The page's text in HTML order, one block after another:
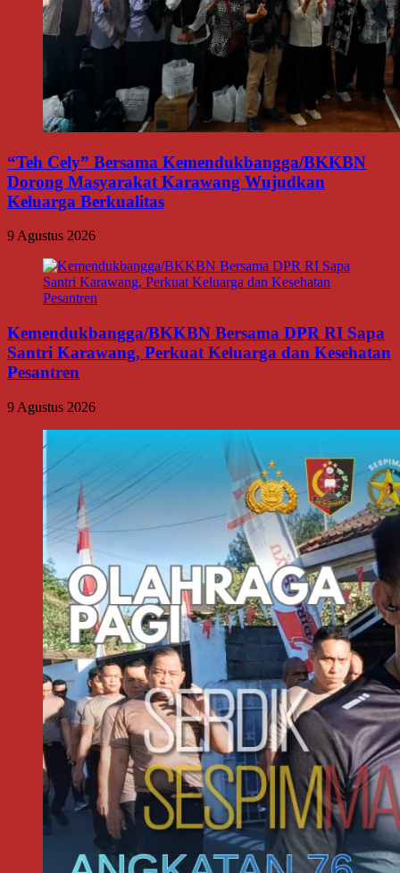
“Teh Cely” Bersama Kemendukbangga/BKKBN
Dorong Masyarakat Karawang Wujudkan
Keluarga Berkualitas
9 Agustus 2026
Kemendukbangga/BKKBN Bersama DPR RI Sapa
Santri Karawang, Perkuat Keluarga dan Kesehatan
Pesantren
9 Agustus 2026